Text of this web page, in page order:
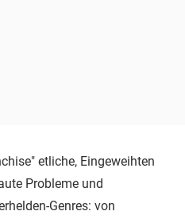
etliche, Eingeweihten
Probleme und
Genres: von